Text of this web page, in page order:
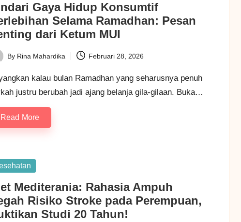
Gaya Hidup Konsumtif
Selama Ramadhan: Pesan
dari Ketum MUI
By Rina Mahardika Februari 28, 2026
kalau bulan Ramadhan yang seharusnya penuh
justru berubah jadi ajang belanja gila-gilaan. Buka…
Read More
Mediterania: Rahasia Ampuh
Risiko Stroke pada Perempuan,
Studi 20 Tahun!